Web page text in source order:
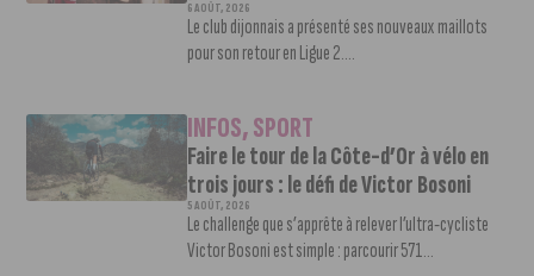
6 AOÛT, 2026
Le club dijonnais a présenté ses nouveaux maillots
pour son retour en Ligue 2....
INFOS,SPORT
Faire le tour de la Côte-d’Or à vélo en
trois jours : le défi de Victor Bosoni
5 AOÛT, 2026
Le challenge que s’apprête à relever l’ultra-cycliste
Victor Bosoni est simple : parcourir 571...